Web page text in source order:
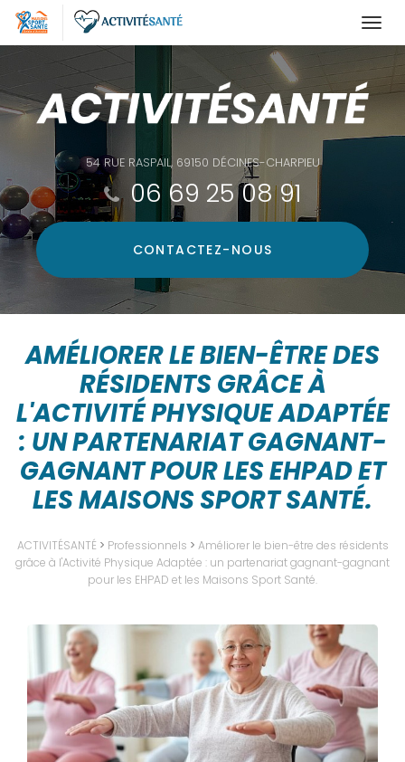
au
contenu
principal
54 RUE RASPAIL, 69150 DÉCINES-CHARPIEU
06 69 25 08 91
CONTACTEZ- NOUS
AMÉLIORER LE BIEN-ÊTRE DES
RÉSIDENTS GRÂCE À
L'ACTIVITÉ PHYSIQUE ADAPTÉE
: UN PARTENARIAT GAGNANT-
GAGNANT POUR LES EHPAD ET
LES MAISONS SPORT SANTÉ.
ACTIVITÉSANTÉ > Professionnels > Améliorer le bien-être des résidents
grâce à l'Activité Physique Adaptée : un partenariat gagnant-gagnant
pour les EHPAD et les Maisons Sport Santé.